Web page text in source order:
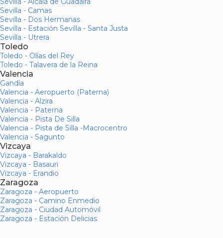
Sevilla - Camas
Sevilla - Dos Hermanas
Sevilla - Estación Sevilla - Santa Justa
Sevilla - Utrera
Toledo
Toledo - Olías del Rey
Toledo - Talavera de la Reina
Valencia
Gandía
Valencia - Aeropuerto (Paterna)
Valencia - Alzira
Valencia - Paterna
Valencia - Pista De Silla
Valencia - Pista de Silla -Macrocentro
Valencia - Sagunto
Vizcaya
Vizcaya - Barakaldo
Vizcaya - Basauri
Vizcaya - Erandio
Zaragoza
Zaragoza - Aeropuerto
Zaragoza - Camino Enmedio
Zaragoza - Ciudad Automóvil
Zaragoza - Estación Delicias